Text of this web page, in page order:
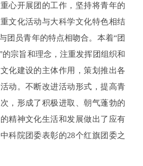
心开展团的工作，坚持将青年的
文化活动与大科学文化特色相结
团员青年的特点相吻合。本着“团
的宗旨和理念，注重发挥团组织和
化建设的主体作用，策划推出各
动。不断改进活动形式，提高青
，形成了积极进取、朝气蓬勃的
精神文化生活和发展做出了应有
科院团委表彰的28个红旗团委之